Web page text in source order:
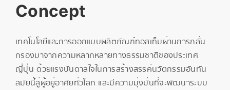
Concept
เทคโนโลยีและการออกแบบผลิตภัณฑ์ทอสเท็มผ่านการกลั่น
กรองมาจากความหลากหลายทางธรรมชาติของประเทศ
ญี่ปุ่น ด้วยแรงบันดาลใจในการสร้างสรรค์นวัตกรรมอันทัน
สมัยนี้สู่ผู้อยู่อาศัยทั่วโลก และมีความมุ่งมั่นที่จะพัฒนาระบบ